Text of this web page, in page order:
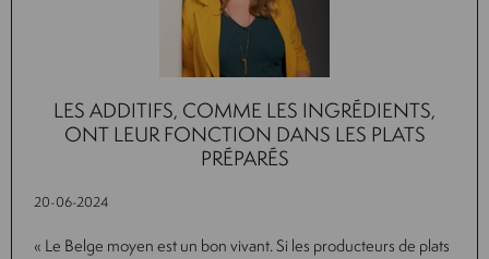
LES ADDITIFS, COMME LES INGRÉDIENTS,
ONT LEUR FONCTION DANS LES PLATS
PRÉPARÉS
20-06-2024
« Le Belge moyen est un bon vivant. Si les producteurs de plats